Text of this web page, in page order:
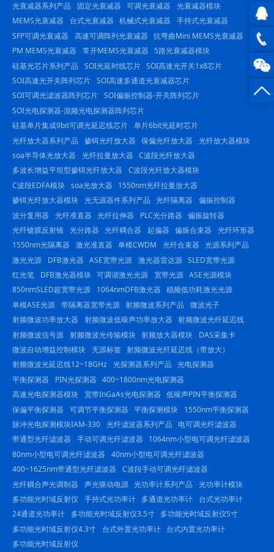
QQ在
线咨
询
0816
光衰减器系列产品
固定光衰减器 可调光衰减器
光衰减器模块
MEMS光衰减器
台式光衰减器 机械式光衰减器
手持式光衰减器
SFP可调光衰减器
高速可调阵列光衰减器 抗弯曲Mini MEMS光衰减器
PM MEMS光衰减器
常开MEMS光衰减器 5路光衰减器模块
硅基光芯片系列产品
SOI光延时线芯片 SOI高速光开关1x8芯片
SOI高速光开关阵列芯片 SOI高速多通道光衰减器芯片
SOI可调光滤波器阵列芯片 SOI偏振控制器-开关阵列芯片
SOI光电探测器-混频光电探测器阵列芯片
硅基单片集成9bit可调光延迟线芯片 单片6bit光延时芯片
光纤放大器系列产品
掺铒光纤放大器 保偏光纤放大器
光纤放大器模块
soa半导体光放大器
光纤拉曼放大器 C波段光纤放大器
多波长增益平坦型掺铒光纤放大器
C波段光纤放大器模块
C波段EDFA模块 soa光放大器
1550nm光纤拉曼放大器
掺铒光纤放大器模块 光无源器件系列产品 光纤隔离器
偏振控制器
波分复用器
光纤准直器 光纤拉伸器 PLC光分路器
偏振旋转器
光纤镀膜反射镜 光分路器 光纤耦合器 起偏器 偏振合束器
光纤环形器
1550nm光隔离器
激光准直器 单模CWDM 光纤合束器
光源系列产品
激光光源
DFB激光器 ASE宽带光源 激光器雷达源 SLED宽带光源
红光笔
DFB激光器模块 可调谐激光光源 宽带光源 ASE光源模块
850nmSLED超宽带光源
1064nmDFB激光器 稳频低功耗激光光源
单模ASE光源 带隔离器宽带光源 射频微波系列产品
微波光子
射频微波功率放大器
射频微波低噪声功率放大器 射频微波光纤延迟线
射频微波信号源 射频微波光传输模块 射频放大器模块
DAS采集卡
微波自动增益控制模块 无源标签 射频微波光纤延迟线（带放大）
射频微波光延迟线12~18GHz 光探测器系列产品 光电探测器
平衡探测器
PIN光探测器 400~1800nm光电探测器
高速光电探测器模块
宽带InGaAs光电探测器 低噪声PIN平衡探测器
保偏平衡探测器
可调节平衡探测器 平衡探测模块
1550nm平衡探测器
脉冲光电探测模块IAM-330 光纤滤波器系列产品
电可调光纤滤波器
带通型光纤滤波器
手动可调光纤滤波器
1064nm小型电可调光纤滤波器
80nm小型电可调光纤滤波器
40nm小型电可调光纤滤波器
400~1625nm带通型光纤滤波器
C波段手动可调光纤滤波器
光纤耦合声光调制器
声光驱动电源 光功率计系列产品
光功率计模块
多功能光时域反射仪
手持式光功率计 多通道光功率计
台式光功率计
24通道光功率计
多功能光时域反射仪3.5寸
多功能光时域反射仪5寸
多功能光时域反射仪4.3寸
台式外置光功率计
台式内置光功率计
多功能光时域反射仪